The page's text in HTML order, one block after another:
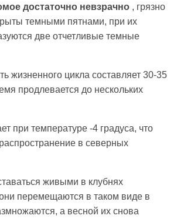
достаточно невзрачно , грязно
темными пятнами, при их
две отчетливые темные
жизненного цикла составляет 30-35
продлевается до нескольких
при температуре -4 градуса, что
в северных
живыми в клубнях
перемещаются в таком виде в
а весной их снова